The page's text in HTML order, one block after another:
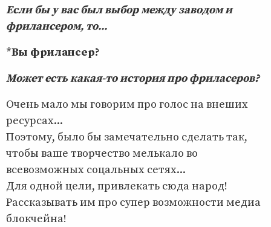
Если бы у вас был выбор между заводом и
фрилансером, то...
*Вы фрилансер?
Может есть какая-то история про фриласеров?
Очень мало мы говорим про голос на внеших
ресурсах...
Поэтому, было бы замечательно сделать так,
чтобы ваше творчество мелькало во
всевозможных соцальных сетях...
Для одной цели, привлекать сюда народ!
Рассказывать им про супер возможности медиа
блокчейна!